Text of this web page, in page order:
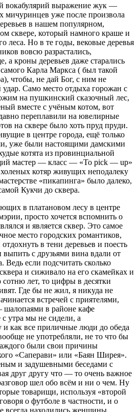
вокабулярий выражение жук —
мичуринцев уже после произвола
в нашем популярном,
сквере, который намного краше и
леса. Но в те годы, вековые деревья
вовсю разрастались,
а кроны деревьев даже старались
Карла Маркса ( был такой
чтобы, не дай Бог, с ним не
Само место отдыха горожан с
на пушкинский сказочный лес,
вместе с учёным котом, вот
переплавили на ювелирные
на сквере было хоть пруд пруди.
в центре города, ещё только
уже были настоящими дамскими
котята из провинциальной
мастер — класс — «To pick — up»
котяр живущих неподалеку
«пикапинга» было далеко,
Кукчи до сквера.
в платановом лесу в центре
просто хочется вспомнить о
и является сквер. Это самое
место городских романтиков,
в тени деревьев и поесть
с друзьями вина вдали от
если подсчитать сколько
и сиживало на его скамейках и
лет, то цифры в десятки
Где бы не жил, я никуда не
встречей с приятелями,
в районе кафе
утра мы не сидели, а
и как все приличные люди до обеда
не употребляли, не то что бы
были свои причины
«Саперави» или «Баян Ширея».
и задушевными беседами с
друг другу что — то очень важное
шел обо всём и ни о чем. Ну
товарищи, используя «второй
о футболе в частности, и о
всегда находились женщины,